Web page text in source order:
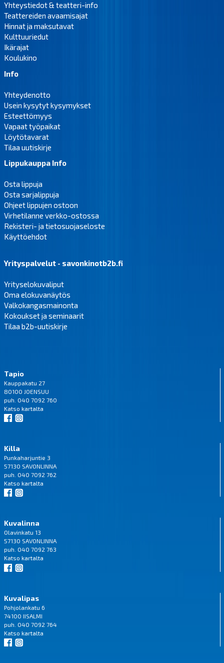
Yhteystiedot & teatteri-info
Teattereiden avaamisajat
Hinnat ja maksutavat
Kulttuuriedut
Ikärajat
Koulukino
Info
Yhteydenotto
Usein kysytyt kysymykset
Esteettömyys
Vapaat työpaikat
Löytötavarat
Tilaa uutiskirje
Lippukauppa Info
Osta lippuja
Osta sarjalippuja
Ohjeet lippujen ostoon
Virhetilanne verkko-ostossa
Rekisteri- ja tietosuojaseloste
Käyttöehdot
Yrityspalvelut - savonkinotb2b.fi
Yrityselokuvaliput
Oma elokuvanäytös
Valkokangasmainonta
Kokoukset ja seminaarit
Tilaa b2b-uutiskirje
Tapio
Kauppakatu 27
80100 JOENSUU
puh. 040 7092 760
Katso kartalta
Killa
Punkaharjuntie 3
57130 SAVONLINNA
puh. 040 7092 762
Katso kartalta
Kuvalinna
Olavinkatu 13
57130 SAVONLINNA
puh. 040 7092 763
Katso kartalta
Kuvalipas
Pohjolankatu 6
74100 IISALMI
puh. 040 7092 764
Katso kartalta